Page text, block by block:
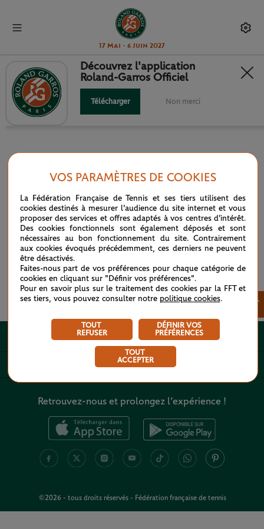
17 Mai - 6 Juin 2027
INFOSYS HEAD TO HEAD
Découvrez l'application
Roland-Garros Officiel
Télécharger Non merci
PARTENAIRES
Parrain officiel
Voir tous les partenaires
A PROPOS
Retrouvez-nous et prolongez l’expérience !
©2026 - tous droits réservés - Fédération française de tennis
VOS PARAMÈTRES DE COOKIES
La Fédération Française de Tennis et ses tiers utilisent des
cookies destinés à mesurer l'audience du site internet et vous
proposer des services et offres adaptés à vos centres d'intérêt.
Des cookies fonctionnels sont également déposés et sont
nécessaires au bon fonctionnement du site. Contrairement
aux cookies évoqués précédemment, ces derniers ne peuvent
être désactivés.
Faites-nous part de vos préférences pour chaque catégorie de
cookies en cliquant sur "Définir vos préférences".
Pour en savoir plus sur le traitement des cookies par la FFT et
ses tiers, vous pouvez consulter notre politique cookies.
TOUT
REFUSER
DÉFINIR VOS
PRÉFÉRENCES
TOUT
ACCEPTER